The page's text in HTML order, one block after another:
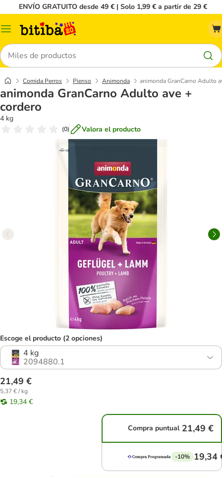
ENVÍO GRATUITO desde 49 € | Solo 1,99 € a partir de 29 €
Menú
Buscar
Comida Perros Pienso Animonda animonda GranCarno Adulto
animonda GranCarno Adulto ave +
cordero
4 kg
(0) Valora el producto
Escoge el producto (2 opciones)
4 kg
2094880.1
21,49 €
5,37 € / kg
19,34 €
Compra puntual 21,49 €
-10% 19,34